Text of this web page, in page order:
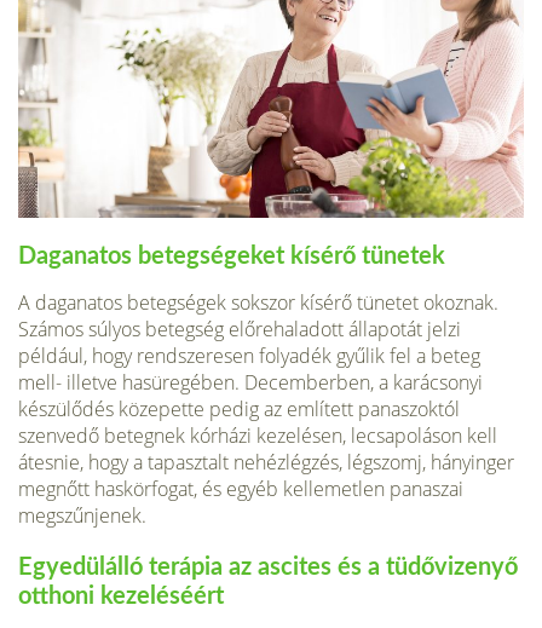
Daganatos betegségeket kísérő tünetek
A daganatos betegségek sokszor kísérő tünetet okoznak.
Számos súlyos betegség előrehaladott állapotát jelzi
például, hogy rendszeresen folyadék gyűlik fel a beteg
mell- illetve hasüregében. Decemberben, a karácsonyi
készülődés közepette pedig az említett panaszoktól
szenvedő betegnek kórházi kezelésen, lecsapoláson kell
átesnie, hogy a tapasztalt nehézlégzés, légszomj, hányinger
megnőtt haskörfogat, és egyéb kellemetlen panaszai
megszűnjenek.
Egyedülálló terápia az ascites és a tüdővizenyő
otthoni kezeléséért